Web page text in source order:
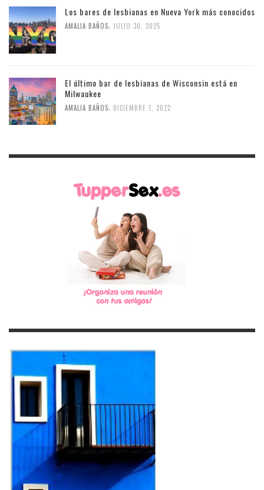
Los bares de lesbianas en Nueva York más conocidos
AMALIA BAÑOS JULIO 30, 2025
El último bar de lesbianas de Wisconsin está en
Milwaukee
AMALIA BAÑOS DICIEMBRE 1, 2022